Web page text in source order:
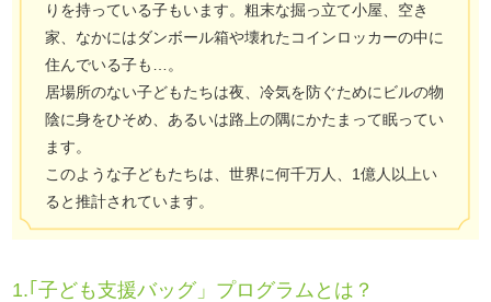
りを持っている子もいます。粗末な掘っ立て小屋、空き
家、なかにはダンボール箱や壊れたコインロッカーの中に
住んでいる子も…。
居場所のない子どもたちは夜、冷気を防ぐためにビルの物
陰に身をひそめ、あるいは路上の隅にかたまって眠ってい
ます。
このような子どもたちは、世界に何千万人、1億人以上い
ると推計されています。
1.｢子ども支援バッグ」プログラムとは？